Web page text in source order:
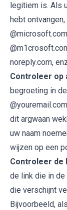
legitiem is. Als
hebt
noreply.com,
Controleer op
begroeting in
dit argwaan
uw naam
wijzen op een
Controleer de
de link die in
die verschijnt
Bijvoorbeeld,